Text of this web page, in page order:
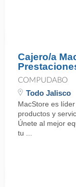
Cajero/a
COMPUDABO
Todo Jalisco
MacStore es
productos y
Únete al mejor
tu ...